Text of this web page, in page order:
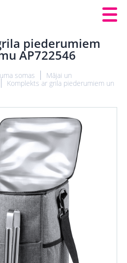
piederumiem
AP722546
somas
Mājai un
Komplekts ar grila piederumiem un